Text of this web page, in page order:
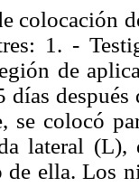
colocación
1. -
de
días
se colocó
lateral (L),
de ella. Los